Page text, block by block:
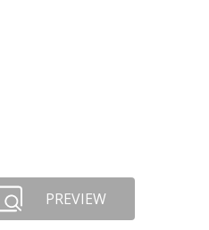
PREVIEW